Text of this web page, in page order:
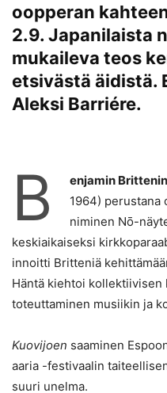
oopperan
2.9. Japanilaista
mukaileva teos
etsivästä äidistä.
Aleksi Barriére.
B enjamin Brittenin
1964) perustana
niminen Nō-
keskiaikaiseksi
innoitti Britteniä
Häntä kiehtoi kollektiivisen
toteuttaminen musiikin ja
Kuovijoen saaminen
aaria -festivaalin
suuri unelma.